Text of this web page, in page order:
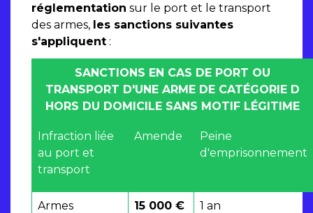
réglementation sur le port et le transport
des armes, les sanctions suivantes
s'appliquent :
SANCTIONS EN CAS DE PORT OU
TRANSPORT D'UNE ARME DE CATÉGORIE D
HORS DU DOMICILE SANS MOTIF LÉGITIME
Infraction liée
au port et
transport
Amende
Peine
d'emprisonnement
Armes
15 000 € 1 an